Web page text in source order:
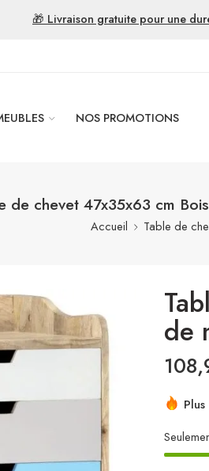
🎁 Livraison gratuite pour une
NOS PROMOTIONS
de chevet 47x35x63 cm
Accueil Table de
de